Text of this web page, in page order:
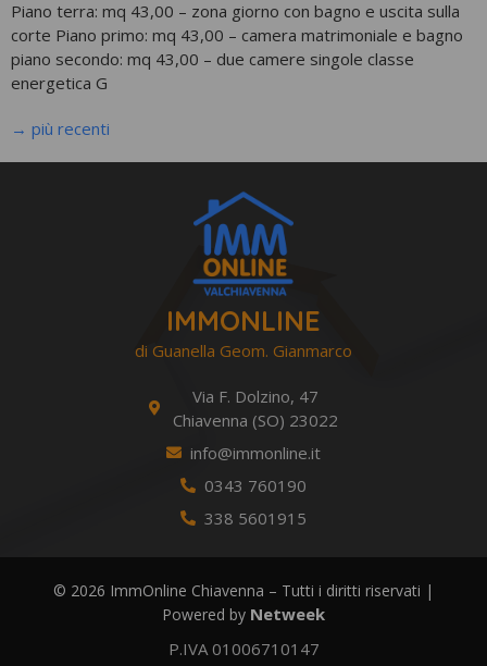
Piano terra: mq 43,00 – zona giorno con bagno e uscita sulla
corte Piano primo: mq 43,00 – camera matrimoniale e bagno
piano secondo: mq 43,00 – due camere singole classe
energetica G
→ più recenti
IMMONLINE
di Guanella Geom. Gianmarco
Via F. Dolzino, 47
Chiavenna (SO) 23022
info@immonline.it
0343 760190
338 5601915
© 2026 ImmOnline Chiavenna – Tutti i diritti riservati |
Powered by Netweek
P.IVA 01006710147